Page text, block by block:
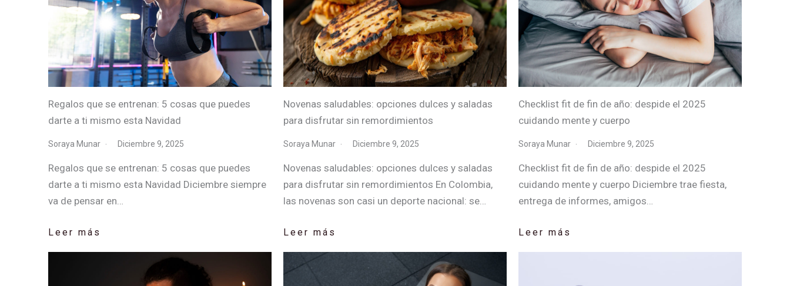
Regalos que se entrenan: 5 cosas que puedes
darte a ti mismo esta Navidad
Soraya Munar Diciembre 9, 2025
Regalos que se entrenan: 5 cosas que puedes
darte a ti mismo esta Navidad Diciembre siempre
va de pensar en…
Leer más
Novenas saludables: opciones dulces y saladas
para disfrutar sin remordimientos
Soraya Munar Diciembre 9, 2025
Novenas saludables: opciones dulces y saladas
para disfrutar sin remordimientos En Colombia,
las novenas son casi un deporte nacional: se…
Leer más
Checklist fit de fin de año: despide el 2025
cuidando mente y cuerpo
Soraya Munar Diciembre 9, 2025
Checklist fit de fin de año: despide el 2025
cuidando mente y cuerpo Diciembre trae fiesta,
entrega de informes, amigos…
Leer más